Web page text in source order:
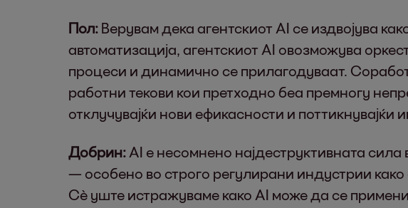
Пол: Верувам дека агентскиот AI се издвојува
автоматизација, агентскиот AI овозможува
процеси и динамично се прилагодуваат.
работни текови кои претходно беа премногу
отклучувајќи нови ефикасности и поттикнувајќи
Добрин: AI е несомнено најдеструктивната
— особено во строго регулирани индустрии
Сè уште истражуваме како AI може да се